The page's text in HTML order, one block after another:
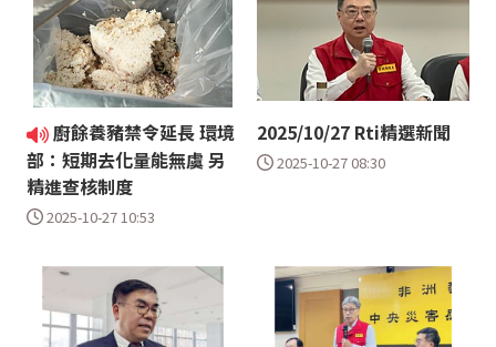
廚餘養豬禁令延長 環境
部：短期去化量能無虞 另
精進查核制度
2025-10-27 10:53
2025/10/27 Rti精選新聞
2025-10-27 08:30